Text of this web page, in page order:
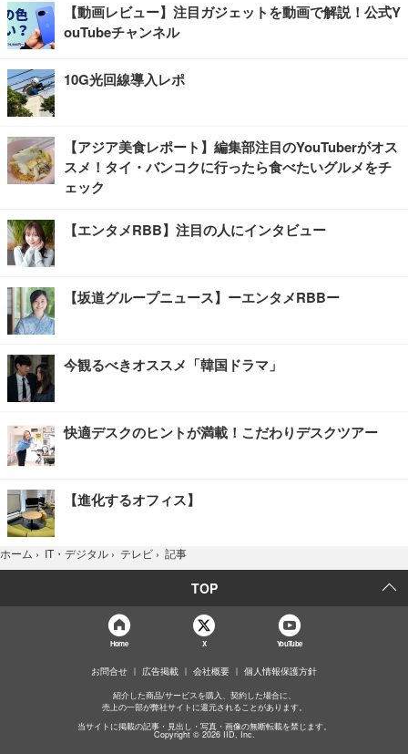
【動画レビュー】注目ガジェットを動画で解説！公式Y
ouTubeチャンネル
10G光回線導入レポ
【アジア美食レポート】編集部注目のYouTuberがオス
スメ！タイ・バンコクに行ったら食べたいグルメをチ
ェック
【エンタメRBB】注目の人にインタビュー
【坂道グループニュース】ーエンタメRBBー
今観るべきオススメ「韓国ドラマ」
快適デスクのヒントが満載！こだわりデスクツアー
【進化するオフィス】
ホーム › IT・デジタル › テレビ › 記事
TOP
Home X YouTube
お問合せ 広告掲載 会社概要 個人情報保護方針
紹介した商品/サービスを購入、契約した場合に、
売上の一部が弊社サイトに還元されることがあります。
当サイトに掲載の記事・見出し・写真・画像の無断転載を禁じます。
Copyright © 2026 IID, Inc.